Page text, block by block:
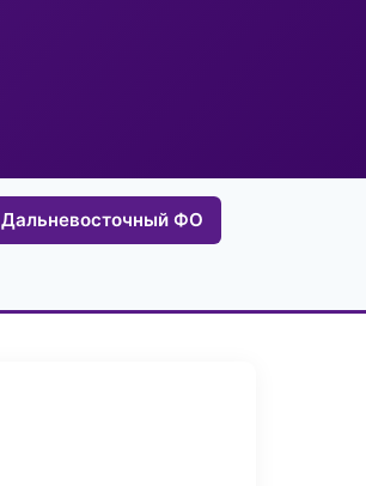
Дальневосточный ФО